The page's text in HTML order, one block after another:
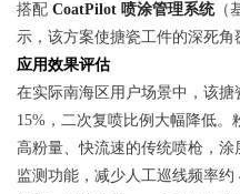
搭配 CoatPilot 喷涂管理系统（
示，该方案使搪瓷工件的深死
应用效果评估
在实际南海区用户场景中，该
15%，二次复喷比例大幅降低
高粉量、快流速的传统喷枪，
监测功能，减少人工巡线频率